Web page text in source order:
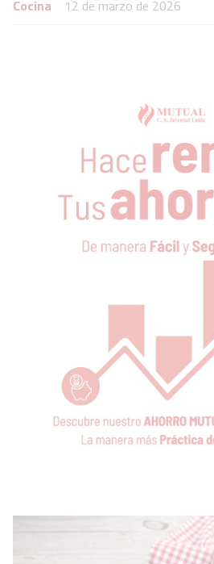
Cocina
12 de marzo de 2026